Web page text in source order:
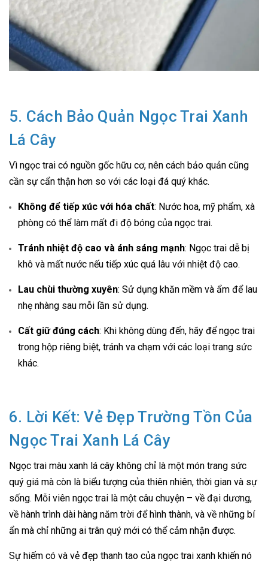
5. Cách Bảo Quản Ngọc Trai Xanh
Lá Cây
Vì ngọc trai có nguồn gốc hữu cơ, nên cách bảo quản cũng
cần sự cẩn thận hơn so với các loại đá quý khác.
Không để tiếp xúc với hóa chất: Nước hoa, mỹ phẩm, xà
phòng có thể làm mất đi độ bóng của ngọc trai.
Tránh nhiệt độ cao và ánh sáng mạnh: Ngọc trai dễ bị
khô và mất nước nếu tiếp xúc quá lâu với nhiệt độ cao.
Lau chùi thường xuyên: Sử dụng khăn mềm và ẩm để lau
nhẹ nhàng sau mỗi lần sử dụng.
Cất giữ đúng cách: Khi không dùng đến, hãy để ngọc trai
trong hộp riêng biệt, tránh va chạm với các loại trang sức
khác.
6. Lời Kết: Vẻ Đẹp Trường Tồn Của
Ngọc Trai Xanh Lá Cây
Ngọc trai màu xanh lá cây không chỉ là một món trang sức
quý giá mà còn là biểu tượng của thiên nhiên, thời gian và sự
sống. Mỗi viên ngọc trai là một câu chuyện – về đại dương,
về hành trình dài hàng năm trời để hình thành, và về những bí
ẩn mà chỉ những ai trân quý mới có thể cảm nhận được.
Sự hiếm có và vẻ đẹp thanh tao của ngọc trai xanh khiến nó